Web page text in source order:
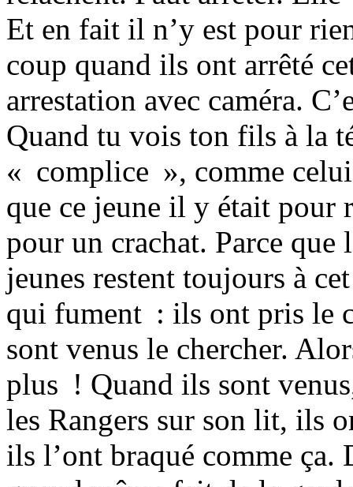
Et en fait il n’y est pour
coup quand ils ont arrêté
arrestation avec caméra.
Quand tu vois ton fils à la
« complice », comme
que ce jeune il y était pour
pour un crachat. Parce
jeunes restent toujours à
qui fument : ils ont pris le
sont venus le chercher.
plus ! Quand ils sont
les Rangers sur son lit, ils
ils l’ont braqué comme ça.